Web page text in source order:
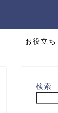
お役立
検索